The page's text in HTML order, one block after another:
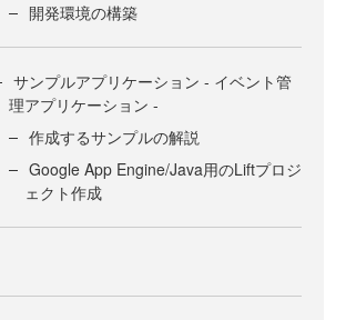
開発環境の構築
サンプルアプリケーション - イベント管
理アプリケーション -
作成するサンプルの解説
Google App Engine/Java用のLiftプロジ
ェクト作成